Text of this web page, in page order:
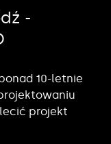
-
10-letnie
projekt